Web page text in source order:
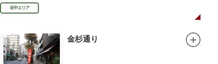
谷中エリア
金杉通り